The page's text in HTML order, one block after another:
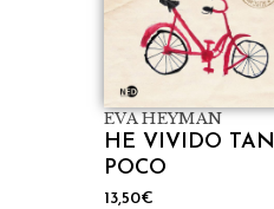
EVA HEYMAN
HE VIVIDO TAN
POCO
13,50€